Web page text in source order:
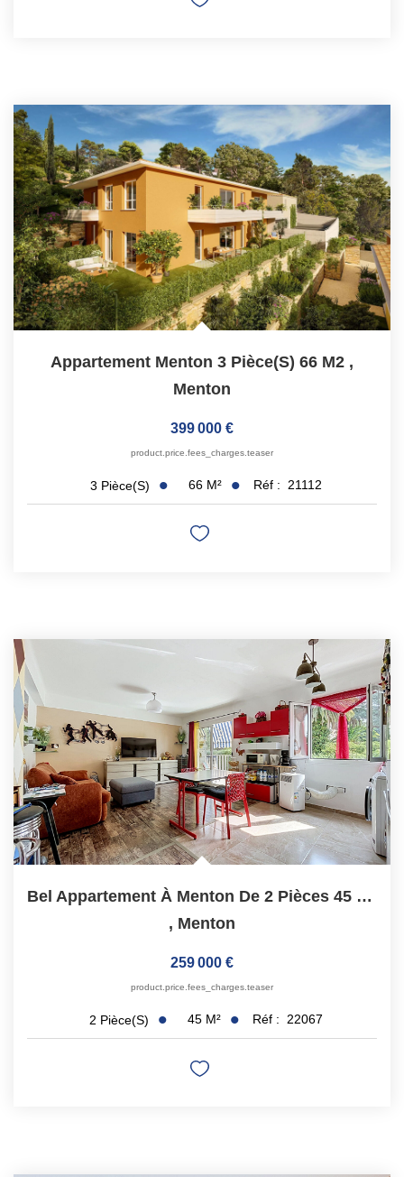
Appartement Menton 3 Pièce(s) 66 M2 ,
Menton
399 000 €
product.price.fees_charges.teaser
3 Pièce(s) 66 M² Réf : 21112
Bel Appartement À Menton De 2 Pièces 45 M2 - Grande Cave
, Menton
259 000 €
product.price.fees_charges.teaser
2 Pièce(s) 45 M² Réf : 22067